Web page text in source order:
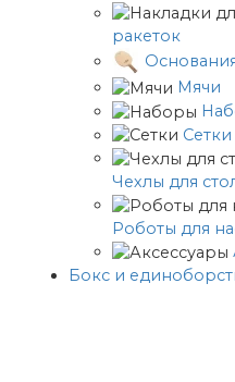
ракеток
Мячи
Сетки
Чехлы для
Роботы для
Бокс и